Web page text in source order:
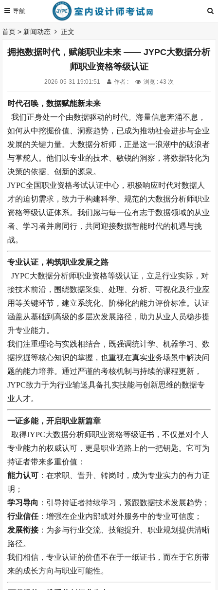
首页 > 新闻动态 正文
拥抱数据时代，赋能职业未来 —— JYPC大数据分析
师职业资格等级认证
2026-05-31 19:01:51 作者 : 浏览 : 43 次
时代召唤，数据赋能新未来
我们正身处一个由数据驱动的时代。海量信息奔涌不息，
如何从中挖掘价值、洞察趋势，已成为推动社会进步与企业
发展的关键力量。大数据分析师，正是这一浪潮中的破浪者
与掌舵人。他们以专业的技术、敏锐的洞察，将数据转化为
决策的依据、创新的源泉。
JYPC全国职业资格考试认证中心，积极响应时代对数据人
才的迫切需求，致力于构建科学、规范的大数据分析师职业
资格等级认证体系。我们愿与每一位有志于数据领域的从业
者、学习者并肩同行，共同迎接数据智能时代的机遇与挑
战。
专业认证，构筑职业发展之路
JYPC大数据分析师职业资格等级认证，立足行业实际，对
接技术前沿，围绕数据采集、处理、分析、可视化及行业应
用等关键环节，建立系统化、阶梯化的能力评价标准。认证
涵盖从基础到高级的多层次发展路径，助力从业人员稳步提
升专业能力。
我们注重理论与实践相结合，既强调统计学、机器学习、数
据挖掘等核心知识的掌握，也重视在真实业务场景中解决问
题的能力培养。通过严谨的考核机制与持续的课程更新，
JYPC致力于为行业输送具备扎实技能与创新思维的数据专
业人才。
一证多能，开启职业新篇章
取得JYPC大数据分析师职业资格等级证书，不仅是对个人
专业能力的权威认可，更是职业道路上的一把钥匙。它可为
持证者带来多重价值：
能力认可 ：在求职、晋升、转岗时，成为专业实力的有力证
明；
学习导向 ：引导持证者持续学习，紧跟数据技术发展趋势；
行业信任：增强在企业内部或对外服务中的专业可信度；
发展衔接：为参与行业交流、技能提升、职业规划提供清晰
路径。
我们相信，专业认证的价值不在于一纸证书，而在于它所带
来的成长方向与职业可能性。